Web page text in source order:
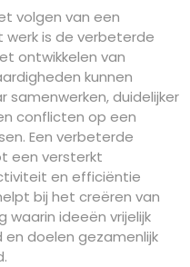
volgen van een
is de verbeterde
ontwikkelen van
kunnen
duidelijker
conflicten op een
Een verbeterde
een versterkt
en efficiëntie
bij het creëren van
waarin ideeën vrijelijk
en doelen gezamenlijk